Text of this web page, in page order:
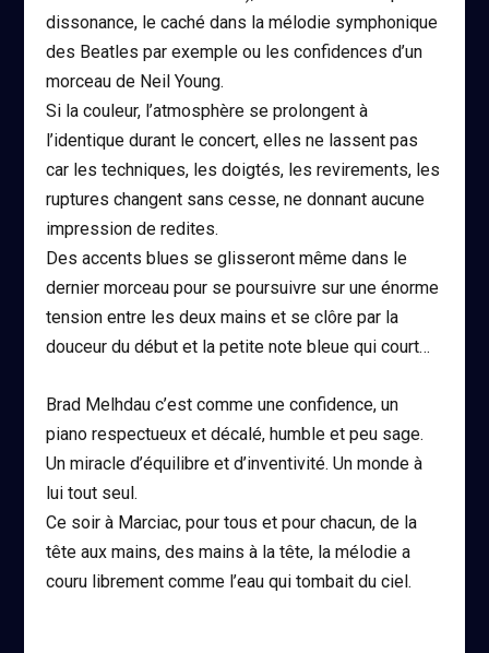
dissonance, le caché dans la mélodie symphonique
des Beatles par exemple ou les confidences d’un
morceau de Neil Young.
Si la couleur, l’atmosphère se prolongent à
l’identique durant le concert, elles ne lassent pas
car les techniques, les doigtés, les revirements, les
ruptures changent sans cesse, ne donnant aucune
impression de redites.
Des accents blues se glisseront même dans le
dernier morceau pour se poursuivre sur une énorme
tension entre les deux mains et se clôre par la
douceur du début et la petite note bleue qui court…
Brad Melhdau c’est comme une confidence, un
piano respectueux et décalé, humble et peu sage.
Un miracle d’équilibre et d’inventivité. Un monde à
lui tout seul.
Ce soir à Marciac, pour tous et pour chacun, de la
tête aux mains, des mains à la tête, la mélodie a
couru librement comme l’eau qui tombait du ciel.